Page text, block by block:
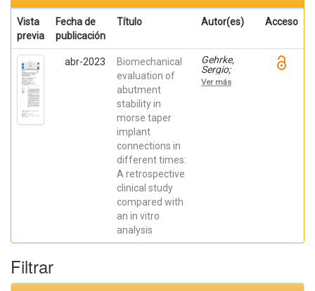
Vista
previa
Fecha de
publicación
Título Autor(es) Acceso
abr-2023
Biomechanical
evaluation of
abutment
stability in
morse taper
implant
connections in
different times:
A retrospective
clinical study
compared with
an in vitro
analysis
Gehrke,
Sergio;
Castro
Cortellari,
Ver más
Filtrar